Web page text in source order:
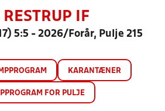
RESTRUP IF
5:5 - 2026/Forår, Pulje 215
KARANTÆNER
FOR PULJE